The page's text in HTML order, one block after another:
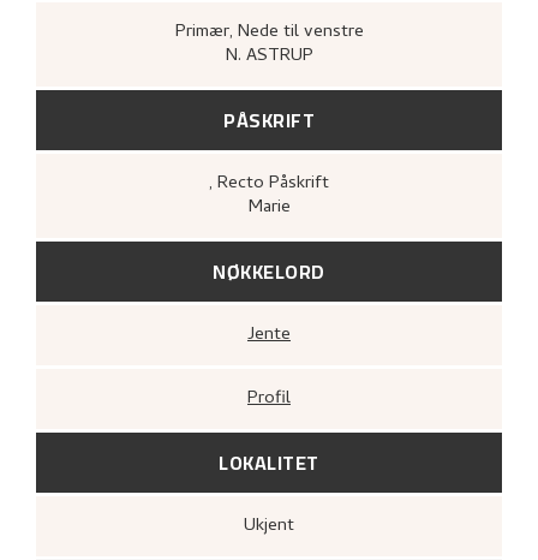
Primær, Nede til venstre
N. ASTRUP
PÅSKRIFT
, Recto Påskrift
Marie
NØKKELORD
Jente
Profil
LOKALITET
Ukjent